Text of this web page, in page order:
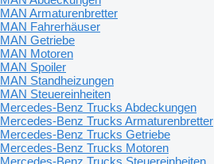
MAN Armaturenbretter
MAN Fahrerhäuser
MAN Getriebe
MAN Motoren
MAN Spoiler
MAN Standheizungen
MAN Steuereinheiten
Mercedes-Benz Trucks Abdeckungen
Mercedes-Benz Trucks Armaturenbretter
Mercedes-Benz Trucks Getriebe
Mercedes-Benz Trucks Motoren
Mercedes-Benz Trucks Steuereinheiten